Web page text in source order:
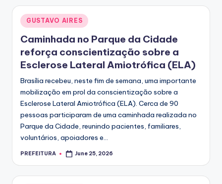
Posted
in
GUSTAVO AIRES
Caminhada no Parque da Cidade
reforça conscientização sobre a
Esclerose Lateral Amiotrófica (ELA)
Brasília recebeu, neste fim de semana, uma importante
mobilização em prol da conscientização sobre a
Esclerose Lateral Amiotrófica (ELA). Cerca de 90
pessoas participaram de uma caminhada realizada no
Parque da Cidade, reunindo pacientes, familiares,
voluntários, apoiadores e...
Posted
PREFEITURA June 25, 2026